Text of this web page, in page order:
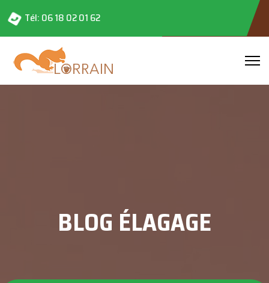
Tél: 06 18 02 01 62
BLOG ÉLAGAGE